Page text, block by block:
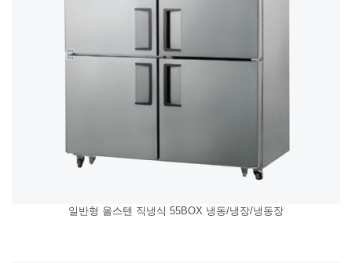
일반형 올스텐 직냉식 55BOX 냉동/냉장/냉동장